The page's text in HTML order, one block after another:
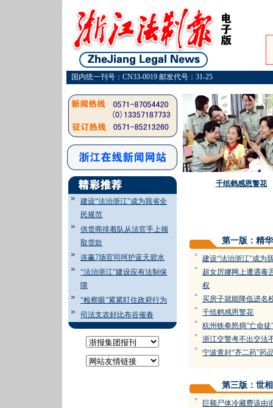
国内统一刊号：CN33-0019 邮发代号：31-25
建设“法治浙江”成为我省全
民规范
供货商排着队从法官手上领
取货款
连赢7场官司呵护蓝天碧水
“法治浙江”建设应有法制保
障
“检察眼”紧紧盯住政府行为
司法支农好比布谷催春
千纸鹤感恩警花
第一版：精
= 建设“法治浙江”成为
=
超女厉娜网上遭遇
权
= 买房子就能降低进名
= 千纸鹤感恩警花
= 杭州铁拳怒捣“亡命徒
= 浙江交警考不出交法
= 宁波查封“齐二药”药
第三版：世相
= 巨额尸体冷藏费该由